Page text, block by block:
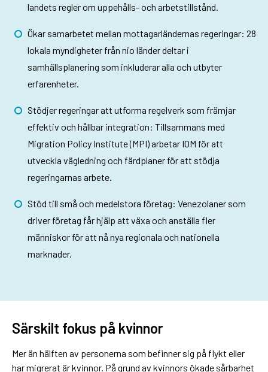
landets regler om uppehålls- och arbetstillstånd.
Ökar samarbetet mellan mottagarländernas regeringar: 28
lokala myndigheter från nio länder deltar i
samhällsplanering som inkluderar alla och utbyter
erfarenheter.
Stödjer regeringar att utforma regelverk som främjar
effektiv och hållbar integration: Tillsammans med
Migration Policy Institute (MPI) arbetar IOM för att
utveckla vägledning och färdplaner för att stödja
regeringarnas arbete.
Stöd till små och medelstora företag: Venezolaner som
driver företag får hjälp att växa och anställa fler
människor för att nå nya regionala och nationella
marknader.
Särskilt fokus på kvinnor
Mer än hälften av personerna som befinner sig på flykt eller
har migrerat är kvinnor. På grund av kvinnors ökade sårbarhet